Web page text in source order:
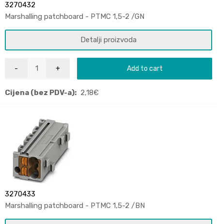
3270432
Marshalling patchboard - PTMC 1,5-2 /GN
Detalji proizvoda
Add to cart
Cijena (bez PDV-a): 2,18€
3270433
Marshalling patchboard - PTMC 1,5-2 /BN